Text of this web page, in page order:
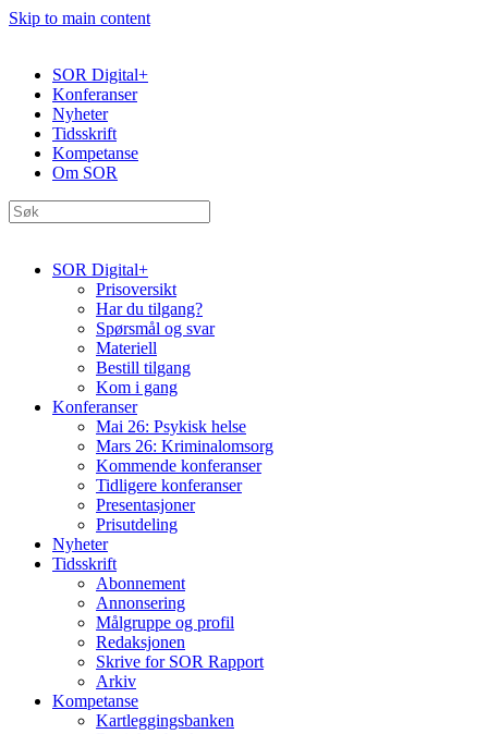
Skip to main content
SOR Digital+
Konferanser
Nyheter
Tidsskrift
Kompetanse
Om SOR
SOR Digital+
Prisoversikt
Har du tilgang?
Spørsmål og svar
Materiell
Bestill tilgang
Kom i gang
Konferanser
Mai 26: Psykisk helse
Mars 26: Kriminal­omsorg
Kommende konferanser
Tidligere konferanser
Presentasjoner
Prisutdeling
Nyheter
Tidsskrift
Abonnement
Annonsering
Målgruppe og profil
Redaksjonen
Skrive for SOR Rapport
Arkiv
Kompetanse
Kartleggingsbanken